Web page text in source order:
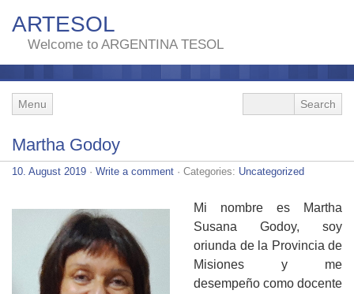
ARTESOL
Welcome to ARGENTINA TESOL
Menu
Martha Godoy
10. August 2019 · Write a comment · Categories: Uncategorized
Mi nombre es Martha
Susana Godoy, soy
oriunda de la Provincia de
Misiones y me
desempeño como docente